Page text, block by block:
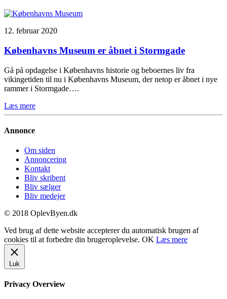
12. februar 2020
Københavns Museum er åbnet i Stormgade
Gå på opdagelse i Københavns historie og beboernes liv fra
vikingetiden til nu i Københavns Museum, der netop er åbnet i nye
rammer i Stormgade….
Læs mere
Annonce
Om siden
Annoncering
Kontakt
Bliv skribent
Bliv sælger
Bliv medejer
© 2018 OplevByen.dk
Ved brug af dette website accepterer du automatisk brugen af
cookies til at forbedre din brugeroplevelse. OK Læs mere
Luk
Privacy Overview